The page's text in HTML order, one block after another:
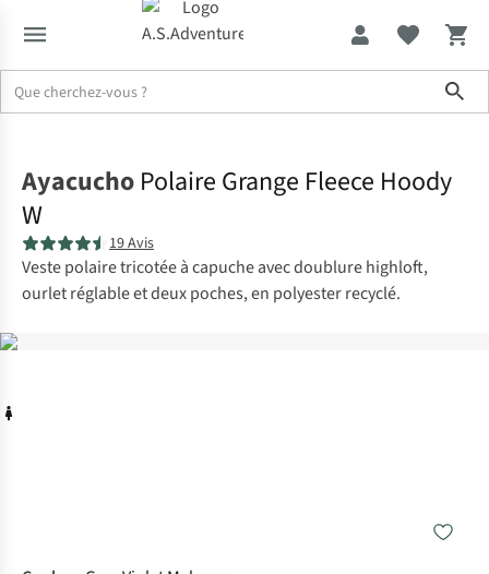
Ayacucho Polaire Grange Fleece Hoody
W
19 Avis
Veste polaire tricotée à capuche avec doublure highloft,
ourlet réglable et deux poches, en polyester recyclé.